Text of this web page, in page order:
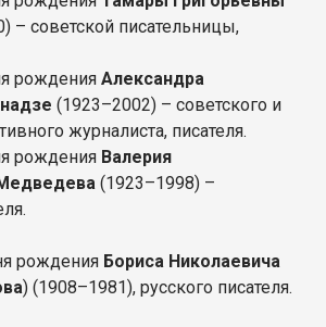
– советской писательницы,
рождения Александра
(1923–2002) – советского и
журналиста, писателя.
рождения Валерия
(1923–1998) –
рождения Бориса Николаевича
) (1908–1981), русского писателя.